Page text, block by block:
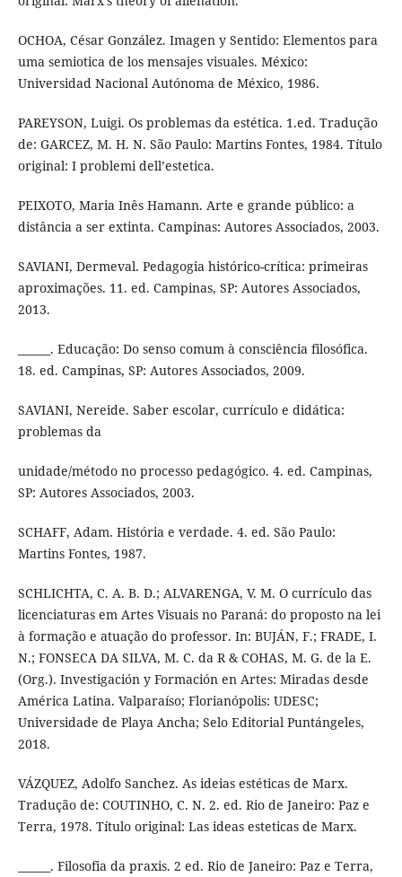
OCHOA, César González. Imagen y Sentido: Elementos para
uma semiotica de los mensajes visuales. México:
Universidad Nacional Autónoma de México, 1986.
PAREYSON, Luigi. Os problemas da estética. 1.ed. Tradução
de: GARCEZ, M. H. N. São Paulo: Martins Fontes, 1984. Título
original: I problemi dell’estetica.
PEIXOTO, Maria Inês Hamann. Arte e grande público: a
distância a ser extinta. Campinas: Autores Associados, 2003.
SAVIANI, Dermeval. Pedagogia histórico-crítica: primeiras
aproximações. 11. ed. Campinas, SP: Autores Associados,
2013.
______. Educação: Do senso comum à consciência filosófica.
18. ed. Campinas, SP: Autores Associados, 2009.
SAVIANI, Nereide. Saber escolar, currículo e didática:
problemas da
unidade/método no processo pedagógico. 4. ed. Campinas,
SP: Autores Associados, 2003.
SCHAFF, Adam. História e verdade. 4. ed. São Paulo:
Martins Fontes, 1987.
SCHLICHTA, C. A. B. D.; ALVARENGA, V. M. O currículo das
licenciaturas em Artes Visuais no Paraná: do proposto na lei
à formação e atuação do professor. In: BUJÁN, F.; FRADE, I.
N.; FONSECA DA SILVA, M. C. da R & COHAS, M. G. de la E.
(Org.). Investigación y Formación en Artes: Miradas desde
América Latina. Valparaíso; Florianópolis: UDESC;
Universidade de Playa Ancha; Selo Editorial Puntángeles,
2018.
VÁZQUEZ, Adolfo Sanchez. As ideias estéticas de Marx.
Tradução de: COUTINHO, C. N. 2. ed. Rio de Janeiro: Paz e
Terra, 1978. Título original: Las ideas esteticas de Marx.
______. Filosofia da praxis. 2 ed. Rio de Janeiro: Paz e Terra,